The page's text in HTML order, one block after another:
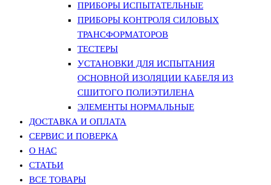
ПРИБОРЫ ИСПЫТАТЕЛЬНЫЕ
ПРИБОРЫ КОНТРОЛЯ СИЛОВЫХ
ТРАНСФОРМАТОРОВ
ТЕСТЕРЫ
УСТАНОВКИ ДЛЯ ИСПЫТАНИЯ
ОСНОВНОЙ ИЗОЛЯЦИИ КАБЕЛЯ ИЗ
СШИТОГО ПОЛИЭТИЛЕНА
ЭЛЕМЕНТЫ НОРМАЛЬНЫЕ
ДОСТАВКА И ОПЛАТА
СЕРВИС И ПОВЕРКА
О НАС
СТАТЬИ
ВСЕ ТОВАРЫ